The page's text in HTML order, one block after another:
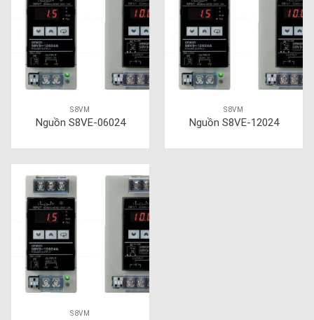
S8VM
Nguồn S8VE-06024
S8VM
Nguồn S8VE-12024
S8VM